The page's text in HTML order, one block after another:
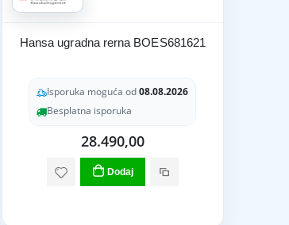
Hansa ugradna rerna BOES681621
Isporuka moguća od08.08.2026
Besplatna isporuka
28.490,00
Dodaj